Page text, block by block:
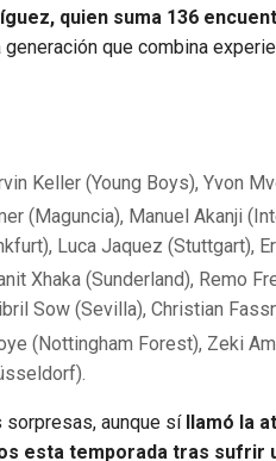
quien suma 136
generación que combina
Keller (Young Boys), Yvon
(Maguncia), Manuel Akanji
Luca Jaquez (Stuttgart),
Xhaka (Sunderland), Remo
Sow (Sevilla), Christian
(Nottingham Forest), Zeki
sorpresas, aunque sí llamó la
esta temporada tras